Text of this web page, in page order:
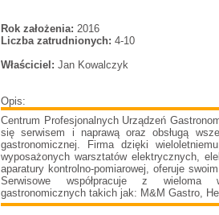
Rok założenia: 2016
Liczba zatrudnionych: 4-10
Właściciel: Jan Kowalczyk
Opis:
Centrum Profesjonalnych Urządzeń
się serwisem i naprawą oraz obsługą
gastronomicznej. Firma dzięki
wyposażonych warsztatów elektrycznych,
aparatury kontrolno-pomiarowej, oferuje
Serwisowe współpracuje z wieloma
gastronomicznych takich jak: M&M Gastro,